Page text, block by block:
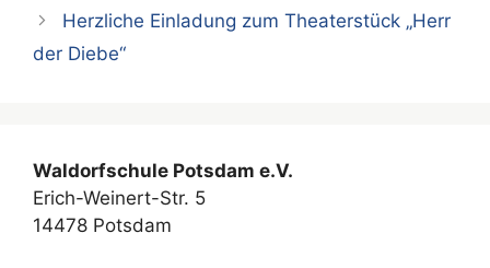
Herzliche Einladung zum Theaterstück „Herr
der Diebe“
Waldorfschule Potsdam e.V.
Erich-Weinert-Str. 5
14478 Potsdam